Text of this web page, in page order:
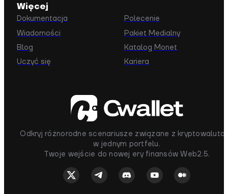
Odkryj różnorodne scenariusze związane z
w jednym portfelu.
Twoje wejście do nowej ery finansów Web2.5.
Więcej
Dokumentacja
Wiadomości
Blog
Uczyć się
Polecenie
Pakiet Medialny
Katalog Monet
Kariera